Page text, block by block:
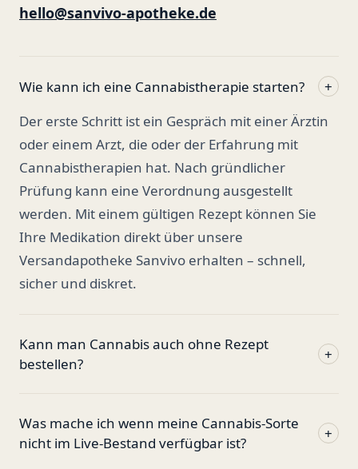
hello@sanvivo-apotheke.de
Wie kann ich eine Cannabistherapie starten?
+
Der erste Schritt ist ein Gespräch mit einer Ärztin
oder einem Arzt, die oder der Erfahrung mit
Cannabistherapien hat. Nach gründlicher
Prüfung kann eine Verordnung ausgestellt
werden. Mit einem gültigen Rezept können Sie
Ihre Medikation direkt über unsere
Versandapotheke Sanvivo erhalten – schnell,
sicher und diskret.
Kann man Cannabis auch ohne Rezept
bestellen?
+
Was mache ich wenn meine Cannabis-Sorte
nicht im Live-Bestand verfügbar ist?
+